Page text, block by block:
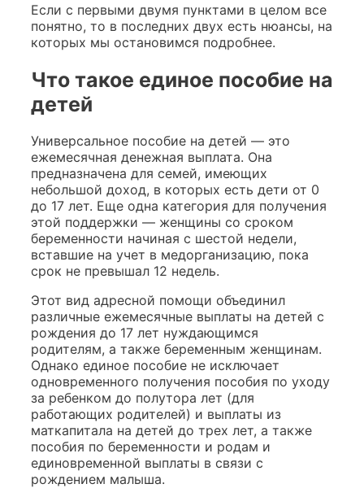
Если с первыми двумя пунктами в целом все
понятно, то в последних двух есть нюансы, на
которых мы остановимся подробнее.
Что такое единое пособие на
детей
Универсальное пособие на детей — это
ежемесячная денежная выплата. Она
предназначена для семей, имеющих
небольшой доход, в которых есть дети от 0
до 17 лет. Еще одна категория для получения
этой поддержки — женщины со сроком
беременности начиная с шестой недели,
вставшие на учет в медорганизацию, пока
срок не превышал 12 недель.
Этот вид адресной помощи объединил
различные ежемесячные выплаты на детей с
рождения до 17 лет нуждающимся
родителям, а также беременным женщинам.
Однако единое пособие не исключает
одновременного получения пособия по уходу
за ребенком до полутора лет (для
работающих родителей) и выплаты из
маткапитала на детей до трех лет, а также
пособия по беременности и родам и
единовременной выплаты в связи с
рождением малыша.